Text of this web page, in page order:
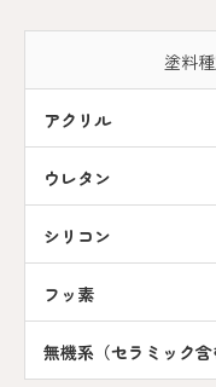
塗料
アクリル
ウレタン
シリコン
フッ素
無機系（セラミック含